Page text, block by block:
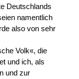
Deutschlands
namentlich
also von sehr
Volk«, die
und ich, als
und zur